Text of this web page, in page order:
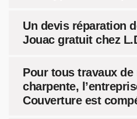
Un devis réparation
Jouac gratuit chez
Pour tous travaux de
charpente,
Couverture est